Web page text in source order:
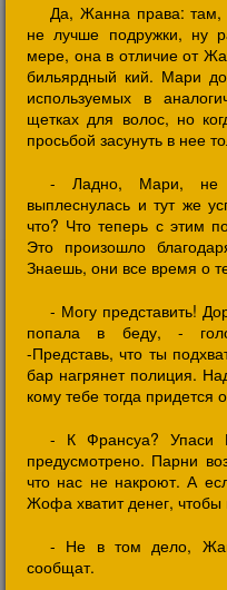
Да, Жанна права: там,
не лучше подружки, ну
мере, она в отличие от
бильярдный кий. Мари
используемых в
щетках для волос, но
просьбой засунуть в нее
- Ладно, Мари, не
выплеснулась и тут же
что? Что теперь с этим
Это произошло
Знаешь, они все время о
- Могу представить!
попала в беду, -
-Представь, что ты
бар нагрянет полиция.
кому тебе тогда придется
- К Франсуа? Упаси
предусмотрено. Парни
что нас не накроют. А
Жофа хватит денег, чтобы
- Не в том дело,
сообщат.